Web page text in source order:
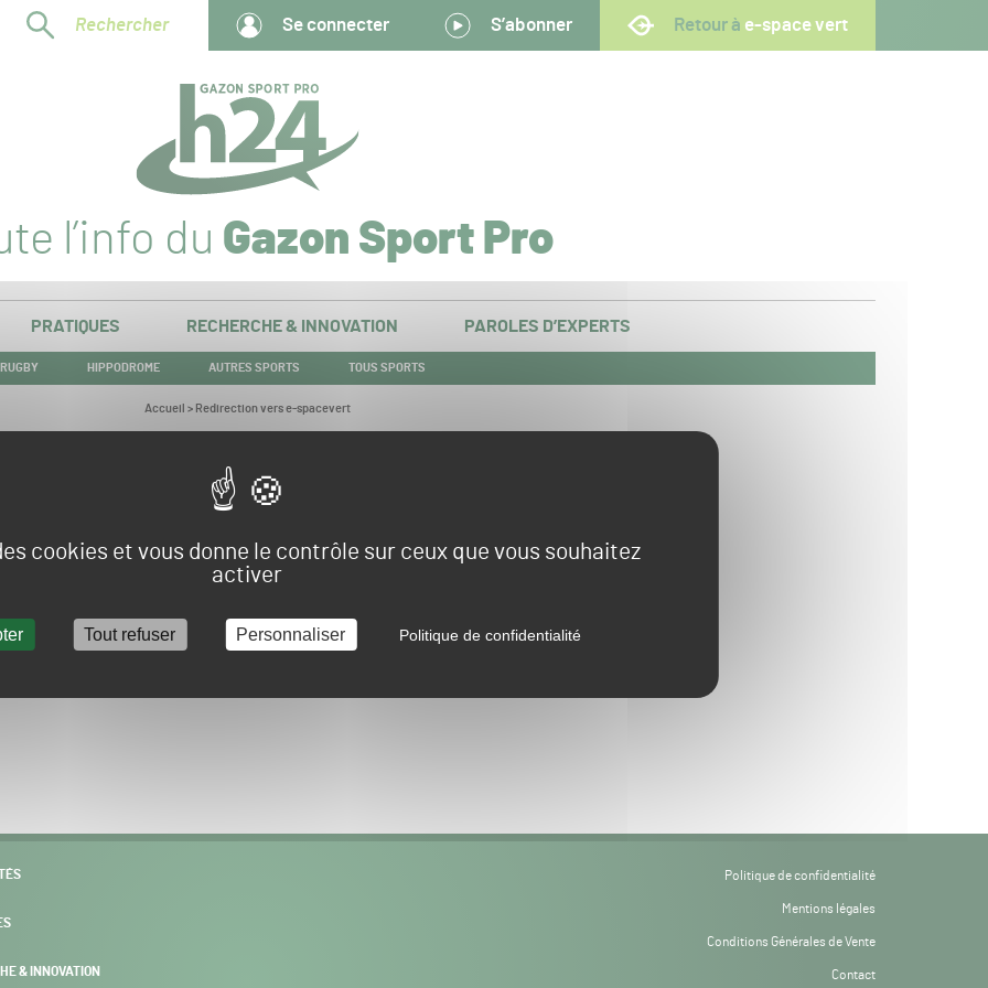
cookies et vous donne le contrôle sur ceux que vous souhaitez
activer
Tout refuser Personnaliser Politique de confidentialité
Rechercher Se connecter S’abonner Retour à e-space vert
l’info du Gazon Sport Pro
PRATIQUES RECHERCHE & INNOVATION PAROLES D’EXPERTS
RUGBY HIPPODROME AUTRES SPORTS TOUS SPORTS
Vous
Accueil > Redirection vers e-spacevert
Redirection vers e-spacevert
POURSUIVRE VERS E-SPACEVERT BY SALONVERT
& INNOVATION
Politique de confidentialité
Mentions légales
Conditions Générales de Vente
Contact